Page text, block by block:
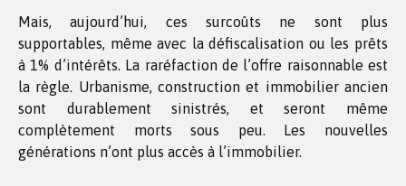
Mais, aujourd’hui, ces surcoûts ne sont plus
supportables, même avec la défiscalisation ou les prêts
à 1% d’intérêts. La raréfaction de l’offre raisonnable est
la règle. Urbanisme, construction et immobilier ancien
sont durablement sinistrés, et seront même
complètement morts sous peu. Les nouvelles
générations n’ont plus accès à l’immobilier.